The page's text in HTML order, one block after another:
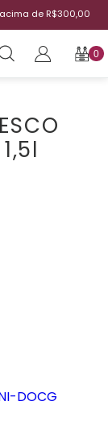
de R$300,00
0